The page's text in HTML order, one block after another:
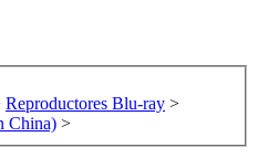
Reproductores Blu-ray >
China) >